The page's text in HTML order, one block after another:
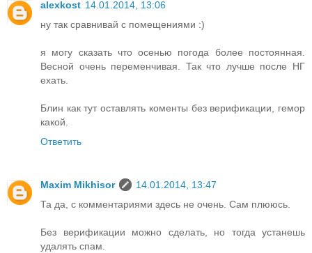
alexkost 14.01.2014, 13:06
ну так сравнивай с помещениями :)
я могу сказать что осенью погода более постоянная.
Весной очень переменчивая. Так что лучше после НГ
ехать.
Блин как тут оставлять коменты без верификации, гемор
какой.
Ответить
Maxim Mikhisor
14.01.2014, 13:47
Та да, с комментариями здесь не очень. Сам плююсь.
Без верификации можно сделать, но тогда устанешь
удалять спам.